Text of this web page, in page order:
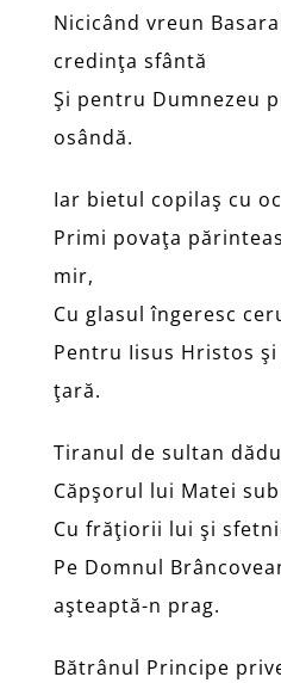
Nicicând vreun
credinţa sfântă
Şi pentru Dumnezeu
osândă.
Iar bietul copilaş cu
Primi povaţa
mir,
Cu glasul îngeresc
Pentru Iisus Hristos
ţară.
Tiranul de sultan
Căpşorul lui Matei
Cu frăţiorii lui şi
Pe Domnul
aşteaptă-n prag.
Bătrânul Principe